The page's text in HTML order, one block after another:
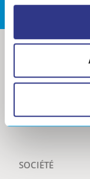
SOCIÉTÉ